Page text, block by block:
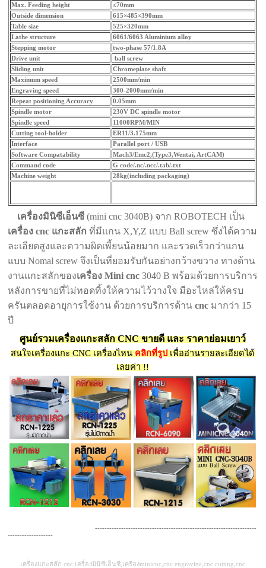
Max. Feeding height
≤70mm
Outside dimension
615×485×390mm
Table size
525×320mm
Lathe structure
6061/6063 Aluminium alloy
Stepping motor
two-phase 57/1.8A
Drive unit
ball screw
Sliding unit
Chromeplate shaft
Maximum speed
2500mm/min
Engraving speed
300-2000mm/min
Repeat positioning Accuracy
0.05mm
Spindle motor
230V DC spindle motor
Spindle speed
11000RPM/MIN
Cutting tool-holder
ER11/3.175mm
Interface
Parallel port / USB
Software Compatability
Mach3/Emc2,(Type3,Wentai, ArtCAM)
Command code
G code/.nc/.ncc/.tab/.txt
Machine weight
28kg(including packaging)
เครื่องมินิซีเอ็นซี(mini cnc 3040B) จาก ROBOTECH เป็น
เครื่อง cnc แกะสลัก ที่มีแกน X,Y,Z แบบ Ball screw ซึ่งได้ความ
ละเอียดสูงและความผิดเพี้ยนน้อยมาก และรวดเร็วกว่าแกน
แบบ Nomal screw จึงเป็นที่ยอมรับกันอย่างกว้างขวาง ทางด้าน
งานแกะสลักของเครื่อง Mini cnc 3040 B พร้อมด้วยการบริการ
หลังการขายที่ไม่ทอดทิ้งให้ความไว้วางใจ มีอะไหล่ให้ครบ
ครันตลอดอายุการใช้งาน ด้วยการบริการด้านcnc มากว่า 15
ปี
ศูนย์รวมเครื่องแกะสลัก CNC ขายดี และ ราคาย่อมเยาว์
สนใจเครื่องแกะ CNC เครื่องไหนคลิกที่รูปเพื่ออ่านรายละเอียดได้
เลยค่า !!
--------------------------------------------------------------------
-------------------
เครื่องแกะสลัก cnc,เครื่องมินิซีเอ็นซี,เครื่องminicnc,cnc engravine,cnc cutting,cnc